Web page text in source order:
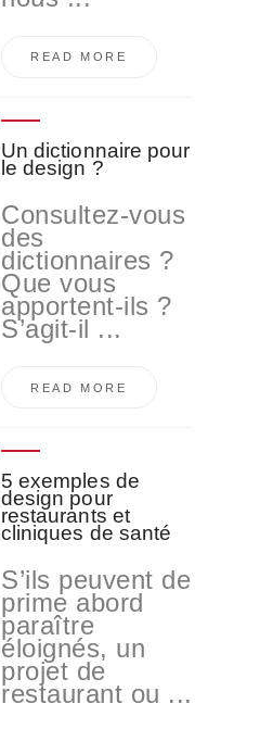
READ MORE
Un dictionnaire pour
le design ?
Consultez-vous
des
dictionnaires ?
Que vous
apportent-ils ?
S’agit-il ...
READ MORE
5 exemples de
design pour
restaurants et
cliniques de santé
S’ils peuvent de
prime abord
paraître
éloignés, un
projet de
restaurant ou ...